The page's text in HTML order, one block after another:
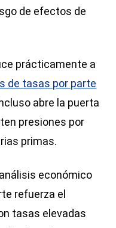
de efectos de
prácticamente a
de tasas por parte
abre la puerta
presiones por
primas.
económico
refuerza el
tasas elevadas